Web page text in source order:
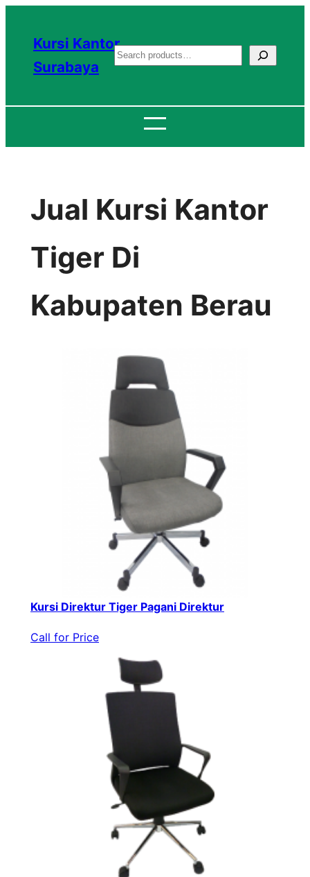
konten
Kursi Kantor
Surabaya
S
a
c
Jual Kursi Kantor
Tiger Di
Kabupaten Berau
Kursi Direktur Tiger Pagani Direktur
Call for Price